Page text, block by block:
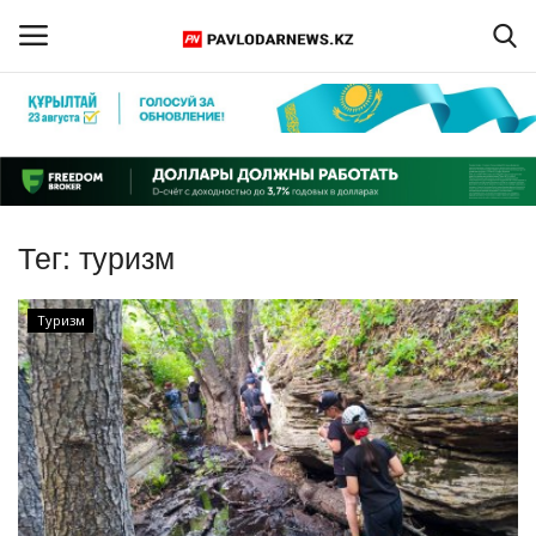
Регистрация
Главная
Обратная связь
ПАВЛОДАРСКАЯ ОБЛАСТЬ
КАЗАХСТАН
МИР
СПЕЦПРОЕКТЫ
Тег: туризм
Туризм